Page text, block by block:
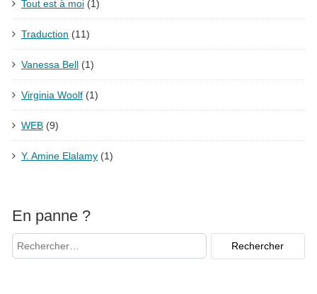
Tout est à moi (1)
Traduction (11)
Vanessa Bell (1)
Virginia Woolf (1)
WEB (9)
Y. Amine Elalamy (1)
En panne ?